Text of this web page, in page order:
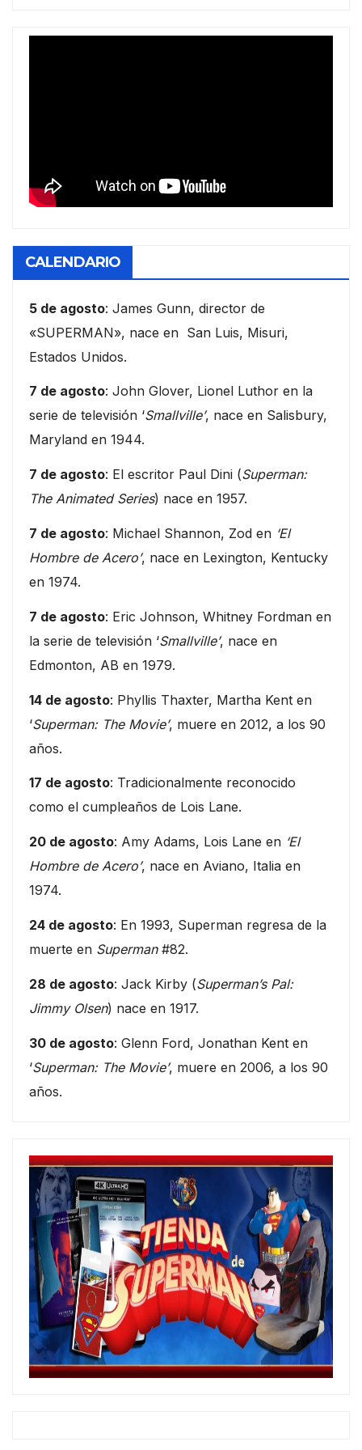
CALENDARIO
5 de agosto: James Gunn, director de
«SUPERMAN», nace en San Luis, Misuri,
Estados Unidos.
7 de agosto: John Glover, Lionel Luthor en la
serie de televisión ‘Smallville’, nace en Salisbury,
Maryland en 1944.
7 de agosto: El escritor Paul Dini (Superman:
The Animated Series) nace en 1957.
7 de agosto: Michael Shannon, Zod en ‘El
Hombre de Acero’, nace en Lexington, Kentucky
en 1974.
7 de agosto: Eric Johnson, Whitney Fordman en
la serie de televisión ‘Smallville’, nace en
Edmonton, AB en 1979.
14 de agosto: Phyllis Thaxter, Martha Kent en
‘Superman: The Movie’, muere en 2012, a los 90
años.
17 de agosto: Tradicionalmente reconocido
como el cumpleaños de Lois Lane.
20 de agosto: Amy Adams, Lois Lane en ‘El
Hombre de Acero’, nace en Aviano, Italia en
1974.
24 de agosto: En 1993, Superman regresa de la
muerte en Superman#82.
28 de agosto: Jack Kirby (Superman’s Pal:
Jimmy Olsen) nace en 1917.
30 de agosto: Glenn Ford, Jonathan Kent en
‘Superman: The Movie’, muere en 2006, a los 90
años.